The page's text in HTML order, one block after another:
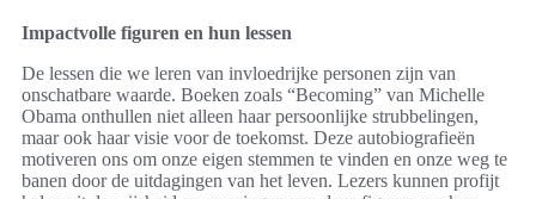
Impactvolle figuren en hun lessen
De lessen die we leren van invloedrijke personen zijn van
onschatbare waarde. Boeken zoals “Becoming” van Michelle
Obama onthullen niet alleen haar persoonlijke strubbelingen,
maar ook haar visie voor de toekomst. Deze autobiografieën
motiveren ons om onze eigen stemmen te vinden en onze weg te
banen door de uitdagingen van het leven. Lezers kunnen profijt